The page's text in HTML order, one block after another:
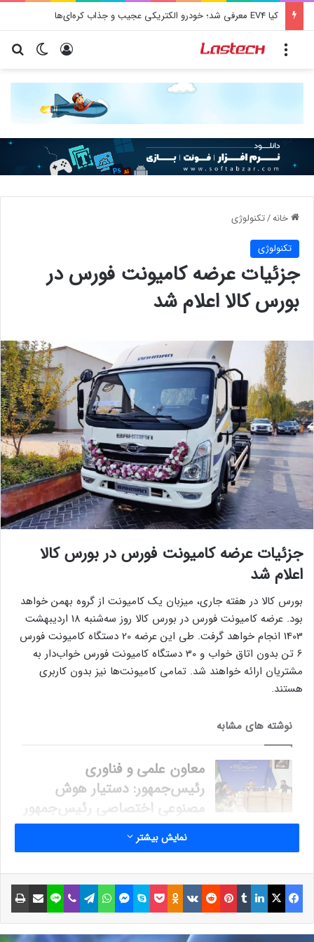
کیا EV4 معرفی شد؛ خودرو الکتریکی عجیب و جذاب کره‌ای‌ها
تغییر ورود
خانه/تکنولوژی
تکنولوژی
جزئیات عرضه کامیونت فورس در
بورس کالا اعلام شد
جزئیات عرضه کامیونت فورس در بورس کالا
اعلام شد
بورس کالا در هفته جاری، میزبان یک کامیونت از گروه بهمن خواهد
بود. عرضه کامیونت فورس در بورس کالا روز سه‌شنبه 18 اردیبهشت
1403 انجام خواهد گرفت. طی این عرضه 20 دستگاه کامیونت فورس
6 تن بدون اتاق خواب و 30 دستگاه کامیونت فورس خواب‌دار به
مشتریان ارائه خواهند شد. تمامی کامیونت‌ها نیز بدون کاربری
هستند.
نوشته های مشابه
معاون علمی و فناوری
رئیس‌جمهور: دستیار هوش
مصنوعی اختصاصی رئیس‌جمهور
طراحی می‌شود
سافت‌بنک در حال مذاکره برای
سرمایه‌گذاری 25 میلیارد دلاری
در OpenAI است
نمایش بیشتر
فیسبوک ایکس لینکداین تامبلر پینتریست Reddit
VKontakte
Odnoklassniki پاکت اسکایپ مسنجر واتس آپ تلگرام وایبر لاین اشتراک گذاری با ایمیل